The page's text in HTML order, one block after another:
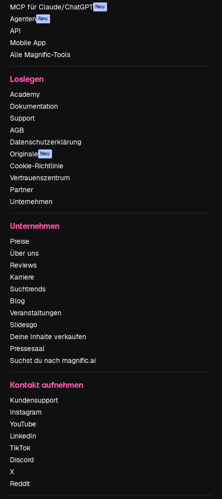
MCP für Claude/ChatGPT Neu
Agenten Neu
API
Mobile App
Alle Magnific-Tools
Loslegen
Academy
Dokumentation
Support
AGB
Datenschutzerklärung
Originale Neu
Cookie-Richtlinie
Vertrauenszentrum
Partner
Unternehmen
Unternehmen
Preise
Über uns
Reviews
Karriere
Suchtrends
Blog
Veranstaltungen
Slidesgo
Deine Inhalte verkaufen
Pressesaal
Suchst du nach magnific.ai
Kontakt aufnehmen
Kundensupport
Instagram
YouTube
LinkedIn
TikTok
Discord
X
Reddit